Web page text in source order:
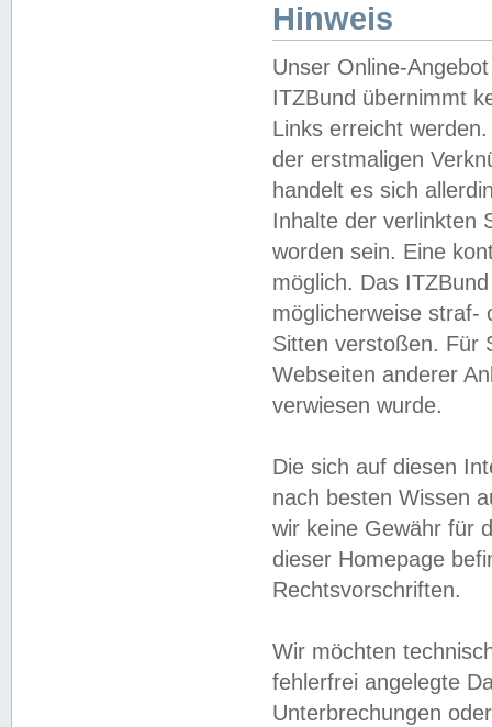
Hinweis
Unser Online-
ITZBund übernimmt
Links erreicht
der erstmaligen
handelt es sich
Inhalte der verlinkten
worden sein. Eine
möglich. Das
möglicherweise straf-
Sitten verstoßen. Für
Webseiten anderer
verwiesen wurde.
Die sich auf diesen
nach besten Wissen
wir keine Gewähr für
dieser Homepage
Rechtsvorschriften.
Wir möchten
fehlerfrei angelegte
Unterbrechungen